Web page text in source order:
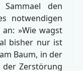
den
notwendigen
»Wie wagst
bisher nur ist
Baum, in der
Zerstörung